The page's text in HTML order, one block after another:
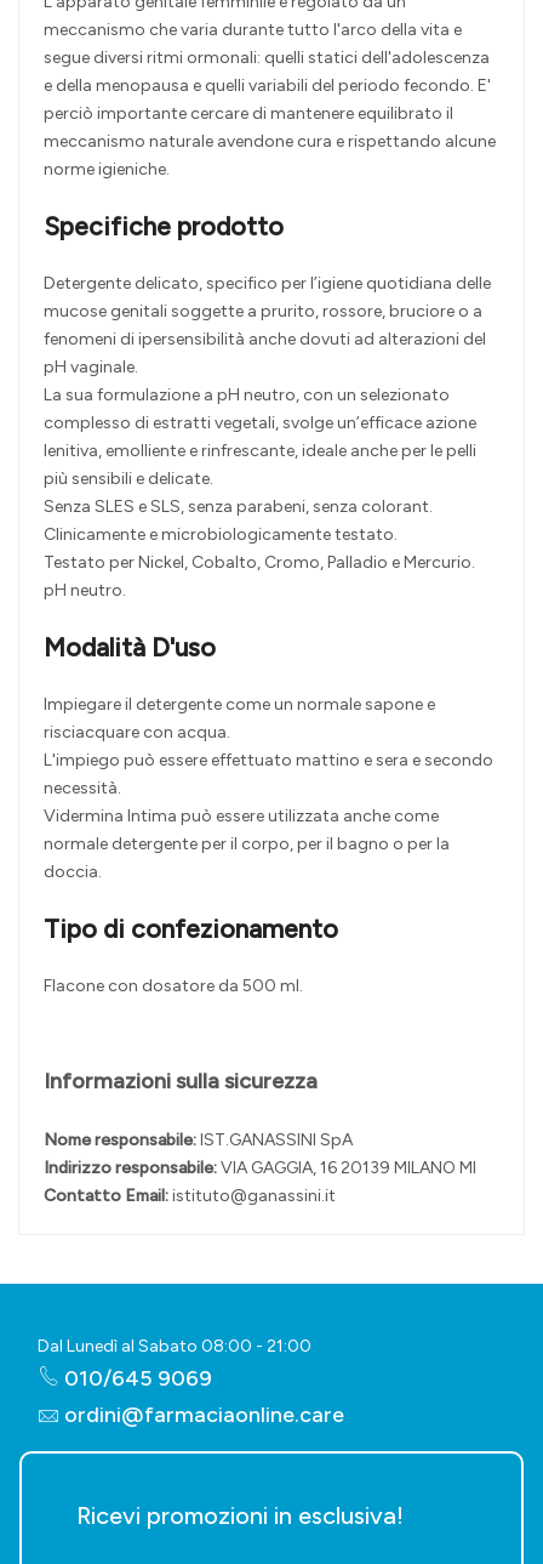
meccanismo che varia durante tutto l'arco della vita e
segue diversi ritmi ormonali: quelli statici dell'adolescenza
e della menopausa e quelli variabili del periodo fecondo. E'
perciò importante cercare di mantenere equilibrato il
meccanismo naturale avendone cura e rispettando alcune
norme igieniche.
Specifiche prodotto
Detergente delicato, specifico per l’igiene quotidiana delle
mucose genitali soggette a prurito, rossore, bruciore o a
fenomeni di ipersensibilità anche dovuti ad alterazioni del
pH vaginale.
La sua formulazione a pH neutro, con un selezionato
complesso di estratti vegetali, svolge un’efficace azione
lenitiva, emolliente e rinfrescante, ideale anche per le pelli
più sensibili e delicate.
Senza SLES e SLS, senza parabeni, senza colorant.
Clinicamente e microbiologicamente testato.
Testato per Nickel, Cobalto, Cromo, Palladio e Mercurio.
pH neutro.
Modalità D'uso
Impiegare il detergente come un normale sapone e
risciacquare con acqua.
L'impiego può essere effettuato mattino e sera e secondo
necessità.
Vidermina Intima può essere utilizzata anche come
normale detergente per il corpo, per il bagno o per la
doccia.
Tipo di confezionamento
Flacone con dosatore da 500 ml.
Informazioni sulla sicurezza
Nome responsabile:IST.GANASSINI SpA
Indirizzo responsabile:VIA GAGGIA, 16 20139 MILANO MI
Contatto Email:istituto@ganassini.it
Dal Lunedì al Sabato 08:00 - 21:00
010/645 9069
ordini@farmaciaonline.care
Ricevi promozioni in esclusiva!